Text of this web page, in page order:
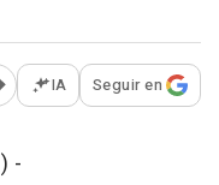
opciones para
IA Seguir en
-